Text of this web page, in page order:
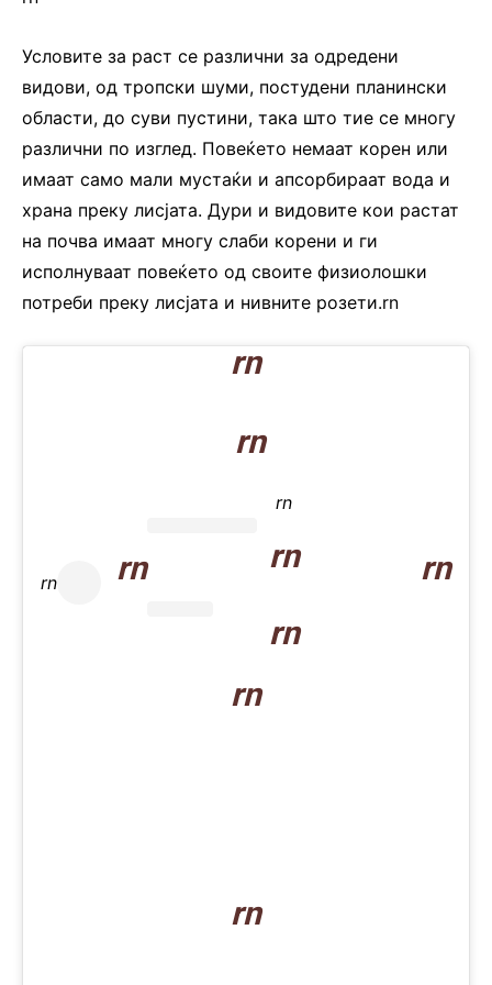
Условите за раст се различни за одредени
видови, од тропски шуми, постудени планински
области, до суви пустини, така што тие се многу
различни по изглед. Повеќето немаат корен или
имаат само мали мустаќи и апсорбираат вода и
храна преку лисјата. Дури и видовите кои растат
на почва имаат многу слаби корени и ги
исполнуваат повеќето од своите физиолошки
потреби преку лисјата и нивните розети.rn
rn
rn
rn rn
rn
rn
rn
rn
rn
rn